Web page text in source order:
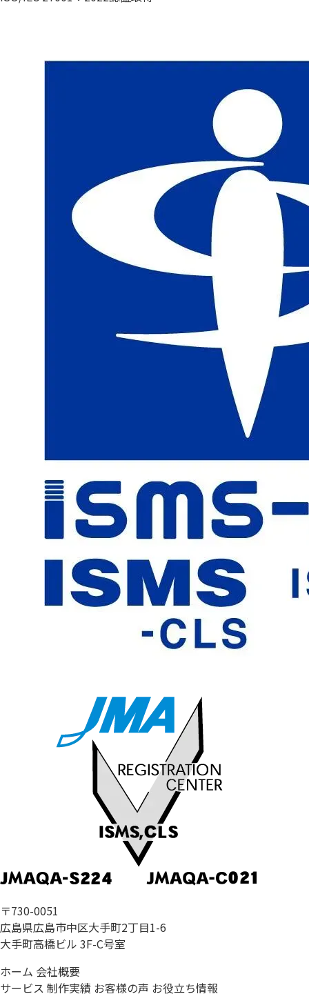
〒730-0051
広島県広島市中区大手町2丁目1-6
大手町高橋ビル 3F-C号室
ホーム 会社概要
サービス 制作実績 お客様の声 お役立ち情報